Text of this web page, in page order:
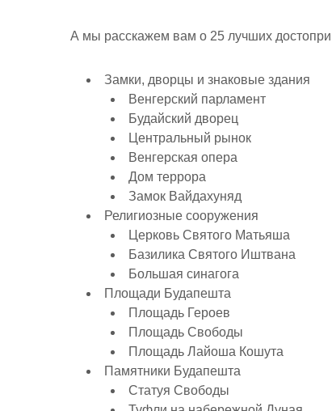
А мы расскажем вам о 25 лучших
Замки, дворцы и знаковые здания
Венгерский парламент
Будайский дворец
Центральный рынок
Венгерская опера
Дом террора
Замок Вайдахуняд
Религиозные сооружения
Церковь Святого Матьяша
Базилика Святого Иштвана
Большая синагога
Площади Будапешта
Площадь Героев
Площадь Свободы
Площадь Лайоша Кошута
Памятники Будапешта
Статуя Свободы